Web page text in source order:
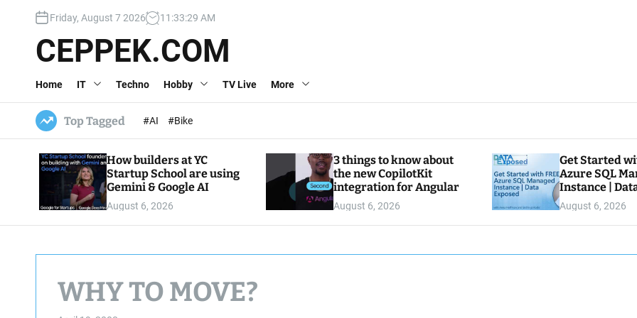
c
Friday, August 7 2026 11 :33:30 AM
CEPPEK.COM
Home IT Techno Hobby TV Live More
Top Tagged #AI #Bike
How builders at YC
Startup School are using
Gemini & Google AI
August 6, 2026
3 things to know about
the new CopilotKit
integration for Angular
August 6, 2026
Get Started
Azure SQL
Instance |
August 6, 2026
WHY TO MOVE?